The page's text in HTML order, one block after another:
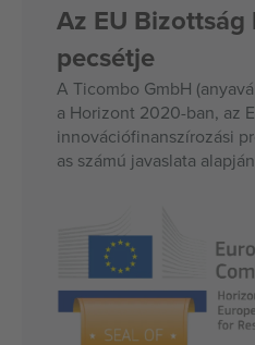
Az EU
pecsétje
A Ticombo GmbH
a Horizont 2020-ban, az
innovációfinanszírozási
as számú javaslata